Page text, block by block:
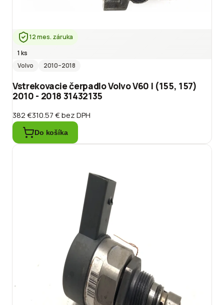
12 mes. záruka
1 ks
Volvo
2010–2018
Vstrekovacie čerpadlo Volvo V60 I (155, 157)
2010 - 2018 31432135
382 €310.57 €bez DPH
Do košíka